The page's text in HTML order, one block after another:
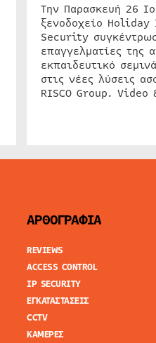
Την Παρασκευή 26
ξενοδοχείο
Security
επαγγελματίες της
εκπαιδευτικό
στις νέες λύσεις
RISCO Group. Video
ΑΡΘΟΓΡΑΦΙΑ
REVIEWS
ACCESS CONTROL
IP SECURITY
ΕΓΚΑΤΑΣΤΑΣΕΙΣ
CCTV
ΚΑΜΕΡΕΣ